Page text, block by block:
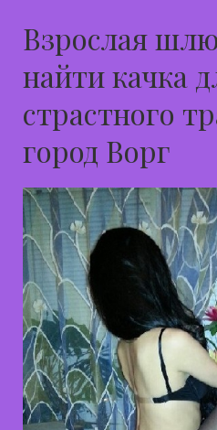
Взрослая
найти качка
страстного
город Ворг